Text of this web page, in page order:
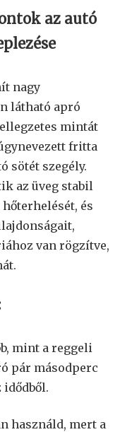
az autó
nagy
látható apró
mintát
fritta
sötét szegély.
az üveg stabil
és
van rögzítve,
mint a reggeli
pár másodperc
használd, mert a